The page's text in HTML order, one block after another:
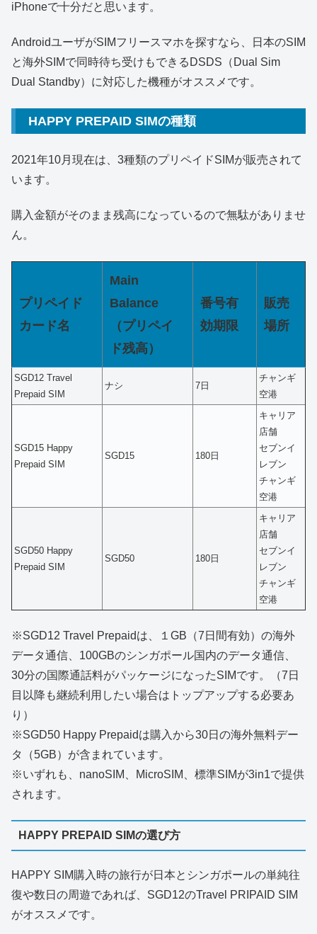
iPhoneで十分だと思います。
AndroidユーザがSIMフリースマホを探すなら、日本のSIM
と海外SIMで同時待ち受けもできるDSDS（Dual Sim
Dual Standby）に対応した機種がオススメです。
HAPPY PREPAID SIMの種類
2021年10月現在は、3種類のプリペイドSIMが販売されて
います。
購入金額がそのまま残高になっているので無駄がありませ
ん。
プリペイド
カード名
Main
Balance
（プリペイ
ド残高）
番号有
効期限
販売
場所
SGD12 Travel
Prepaid SIM
ナシ 7日
チャンギ
空港
SGD15 Happy
Prepaid SIM
SGD15 180日
キャリア
店舗
セブンイ
レブン
チャンギ
空港
SGD50 Happy
Prepaid SIM
SGD50 180日
キャリア
店舗
セブンイ
レブン
チャンギ
空港
※SGD12 Travel Prepaidは、１GB（7日間有効）の海外
データ通信、100GBのシンガポール国内のデータ通信、
30分の国際通話料がパッケージになったSIMです。（7日
目以降も継続利用したい場合はトップアップする必要あ
り）
※SGD50 Happy Prepaidは購入から30日の海外無料デー
タ（5GB）が含まれています。
※いずれも、nanoSIM、MicroSIM、標準SIMが3in1で提供
されます。
HAPPY PREPAID SIMの選び方
HAPPY SIM購入時の旅行が日本とシンガポールの単純往
復や数日の周遊であれば、SGD12のTravel PRIPAID SIM
がオススメです。